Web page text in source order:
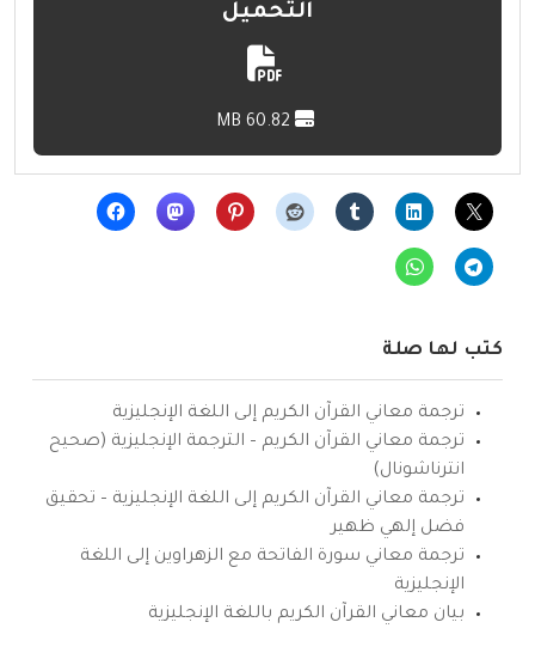
التحميل
كتب لها صلة
ترجمة معاني القرآن الكريم إلى اللغة الإنجليزية
ترجمة معاني القرآن الكريم – الترجمة الإنجليزية (صحيح
انترناشونال)
ترجمة معاني القرآن الكريم إلى اللغة الإنجليزية – تحقيق
فضل إلهي ظهير
ترجمة معاني سورة الفاتحة مع الزهراوين إلى اللغة
الإنجليزية
بيان معاني القرآن الكريم باللغة الإنجليزية